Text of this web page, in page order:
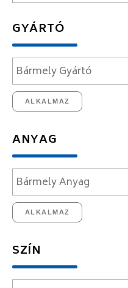
GYÁRTÓ
ALKALMAZ
ANYAG
ALKALMAZ
SZÍN